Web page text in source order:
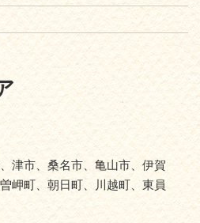
津市、桑名市、亀山市、伊賀
岬町、朝日町、川越町、東員